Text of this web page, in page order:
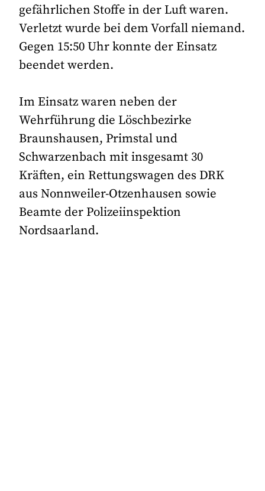
gefährlichen Stoffe in der Luft waren.
Verletzt wurde bei dem Vorfall niemand.
Gegen 15:50 Uhr konnte der Einsatz
beendet werden.
Im Einsatz waren neben der
Wehrführung die Löschbezirke
Braunshausen, Primstal und
Schwarzenbach mit insgesamt 30
Kräften, ein Rettungswagen des DRK
aus Nonnweiler-Otzenhausen sowie
Beamte der Polizeiinspektion
Nordsaarland.